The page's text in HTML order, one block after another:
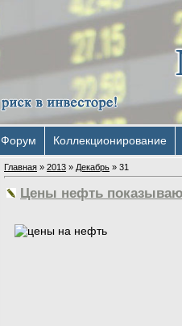
Форум Коллекционирование
Главная » 2013 » Декабрь » 31
Цены нефть